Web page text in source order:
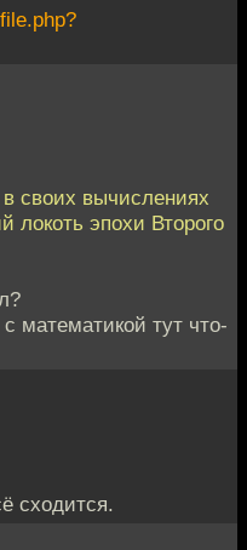
своих вычислениях
локоть эпохи Второго
математикой тут что-
сходится.